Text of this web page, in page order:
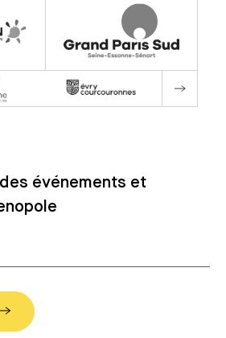
événements et